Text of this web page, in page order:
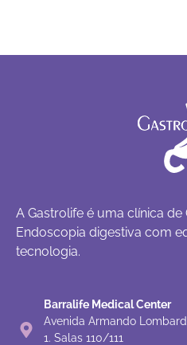
A Gastrolife é uma clínica
Endoscopia digestiva com
tecnologia.
Barralife Medical Center
Avenida Armando
1. Salas 110/111